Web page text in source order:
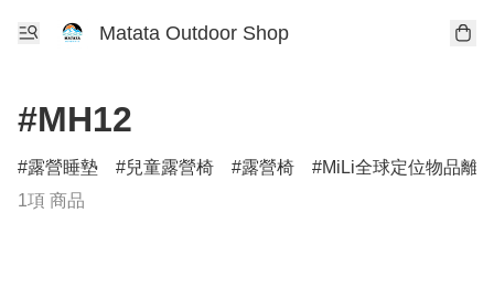
Matata Outdoor Shop
#MH12
露營睡墊 兒童露營椅 露營椅
MiLi全球定位物品離
1項 商品